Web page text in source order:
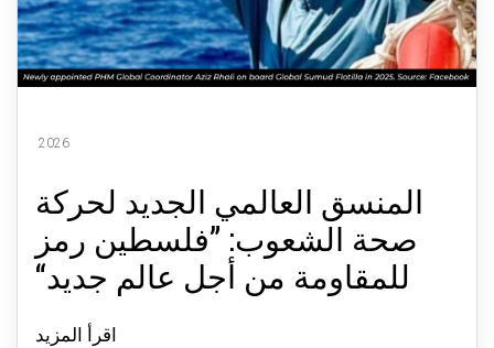
المنسق العالمي الجديد لحركة
صحة الشعوب: ”فلسطين رمز
للمقاومة من أجل عالم جديد“
اقرأ المزيد